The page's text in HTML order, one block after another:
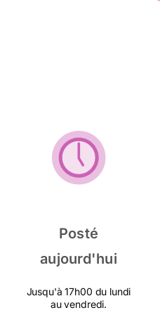
Posté
aujourd'hui
Jusqu'à 17h00 du lundi
au vendredi.